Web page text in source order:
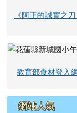
《阿正的誠實之
教育部食材登入
網站人氣